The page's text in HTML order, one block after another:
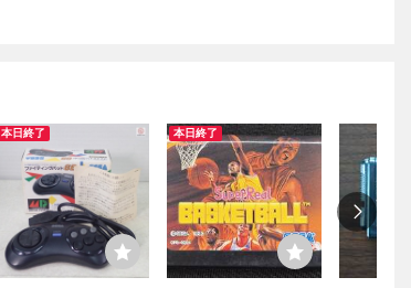
本日終了 本日終了